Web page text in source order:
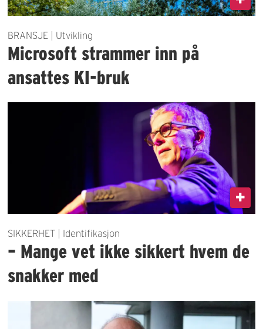
BRANSJE | Utvikling
Microsoft strammer inn på
ansattes KI-bruk
SIKKERHET | Identifikasjon
– Mange vet ikke sikkert hvem de
snakker med